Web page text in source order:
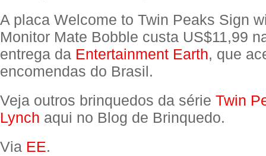
A placa Welcome to Twin Peaks Sign
Monitor Mate Bobble custa US$11,99
entrega da Entertainment Earth, que
encomendas do Brasil.
Veja outros brinquedos da série Twin
Lynch aqui no Blog de Brinquedo.
Via EE.